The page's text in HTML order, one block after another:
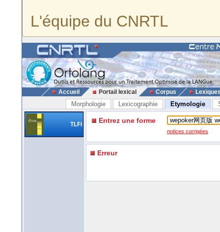
L'équipe du CNRTL
Accueil Portail lexical Corpus
Morphologie Lexicographie Etymologie
TLFi Entrez une forme
notices corrigées
Erreur